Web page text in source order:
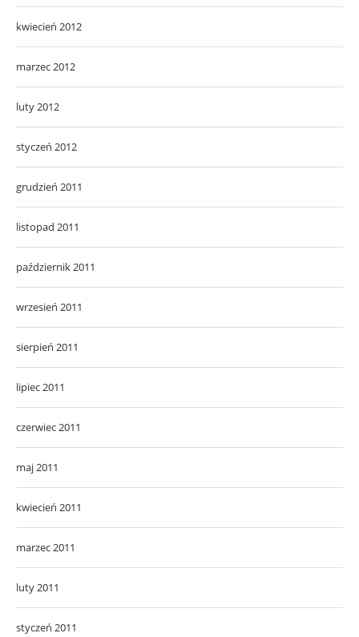
kwiecień 2012
marzec 2012
luty 2012
styczeń 2012
grudzień 2011
listopad 2011
październik 2011
wrzesień 2011
sierpień 2011
lipiec 2011
czerwiec 2011
maj 2011
kwiecień 2011
marzec 2011
luty 2011
styczeń 2011